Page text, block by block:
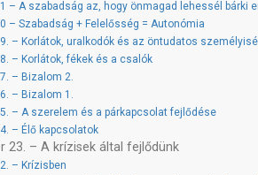
– A szabadság az, hogy önmagad lehessél bárki
– Szabadság + Felelősség = Autonómia
– Korlátok, uralkodók és az öntudatos
– Korlátok, fékek és a csalók
– Bizalom 2.
– Bizalom 1.
– A szerelem és a párkapcsolat fejlődése
– Élő kapcsolatok
23. – A krízisek által fejlődünk
– Krízisben